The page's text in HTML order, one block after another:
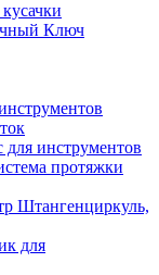
Ключ
для инструментов
протяжки
Штангенциркуль,
для